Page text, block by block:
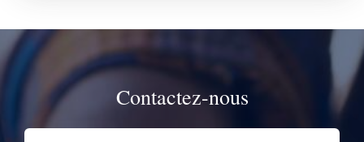
Contactez-nous